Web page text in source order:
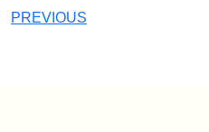
PREVIOUS